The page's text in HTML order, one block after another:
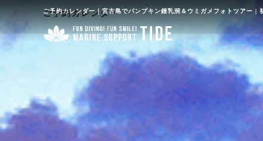
ご予約カレンダー｜宮古島でパンプキン鍾乳洞＆ウミガメフォトツアー |
ご予約カレンダー